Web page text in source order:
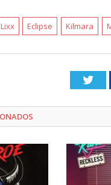
Eclipse Kilmara